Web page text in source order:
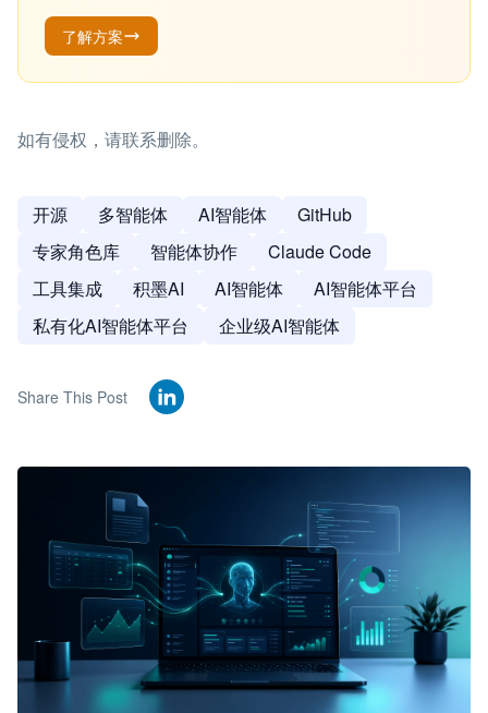
了解方案
如有侵权，请联系删除。
开源 多智能体 AI智能体
GitHub
专家角色库
智能体协作
Claude Code
工具集成
积墨AI AI智能体
AI智能体平台
私有化AI智能体平台
企业级AI智能体
Share This Post